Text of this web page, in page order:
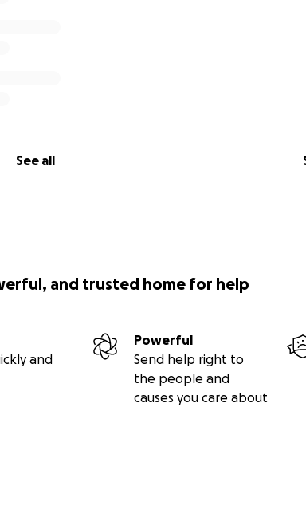
See all
and trusted home for help
and
Powerful
Send help right to
the people and
causes you care about